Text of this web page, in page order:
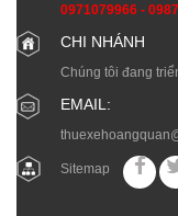
0971079966 -
CHI NHÁNH
Chúng tôi đang
EMAIL:
Sitemap